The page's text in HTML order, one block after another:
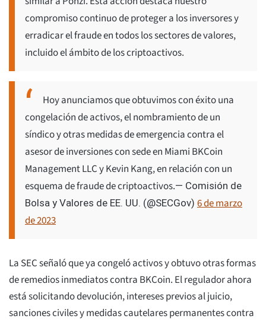
compromiso continuo de proteger a los inversores y
erradicar el fraude en todos los sectores de valores,
incluido el ámbito de los criptoactivos.
Hoy anunciamos que obtuvimos con éxito una
congelación de activos, el nombramiento de un
síndico y otras medidas de emergencia contra el
asesor de inversiones con sede en Miami BKCoin
Management LLC y Kevin Kang, en relación con un
esquema de fraude de criptoactivos.— Comisión de
Bolsa y Valores de EE. UU. (@SECGov) 6 de marzo
de 2023
La SEC señaló que ya congeló activos y obtuvo otras formas
de remedios inmediatos contra BKCoin. El regulador ahora
está solicitando devolución, intereses previos al juicio,
sanciones civiles y medidas cautelares permanentes contra